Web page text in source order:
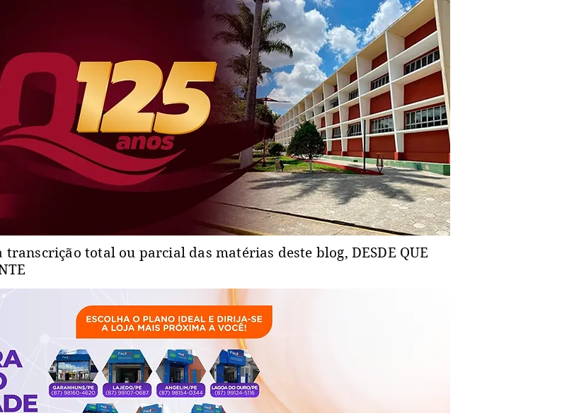
total ou parcial das matérias deste blog, DESDE QUE